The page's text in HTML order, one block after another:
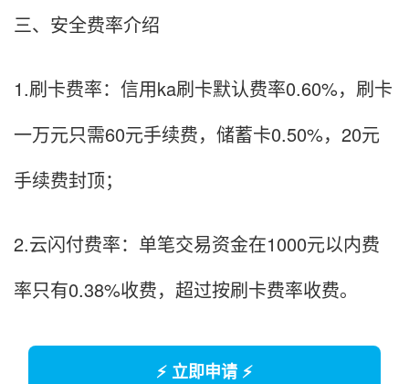
三、安全费率介绍
1.刷卡费率：信用ka刷卡默认费率0.60%，刷卡
一万元只需60元手续费，储蓄卡0.50%，20元
手续费封顶；
2.云闪付费率：单笔交易资金在1000元以内费
率只有0.38%收费，超过按刷卡费率收费。
⚡ 立即申请 ⚡